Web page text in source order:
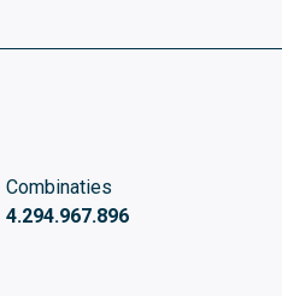
Combinaties
4.294.967.896